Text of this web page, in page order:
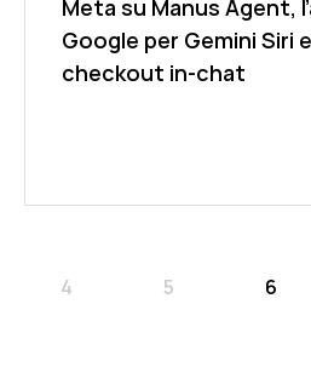
Meta su Manus Agent,
Google per Gemini Siri
checkout in-chat
4 5 6